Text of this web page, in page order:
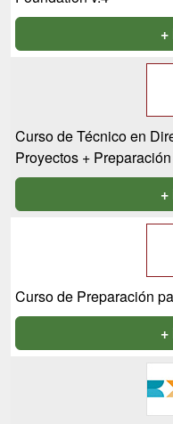
Curso de Técnico en
Proyectos +
Curso de Preparación